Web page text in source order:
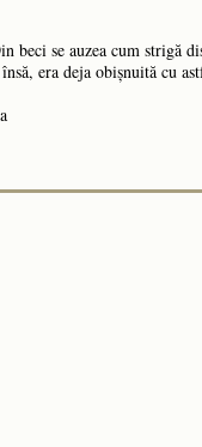
beci se auzea cum strigă
era deja obișnuită cu